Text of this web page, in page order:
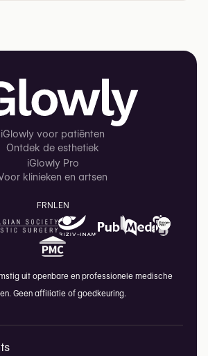
iGlowly voor patiënten
Ontdek de esthetiek
iGlowly Pro
klinieken en artsen
FRNLEN
uit openbare en professionele medische
Geen affiliatie of goedkeuring.